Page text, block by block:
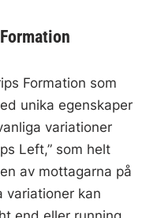
Formation som
unika egenskaper
variationer
Left,” som helt
av mottagarna på
variationer kan